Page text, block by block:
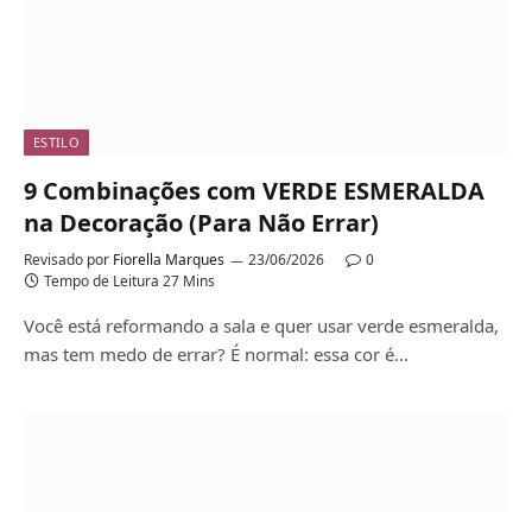
ESTILO
9 Combinações com VERDE ESMERALDA
na Decoração (Para Não Errar)
Revisado por Fiorella Marques 23/06/2026
0
Tempo de Leitura 27 Mins
Você está reformando a sala e quer usar verde esmeralda,
mas tem medo de errar? É normal: essa cor é…